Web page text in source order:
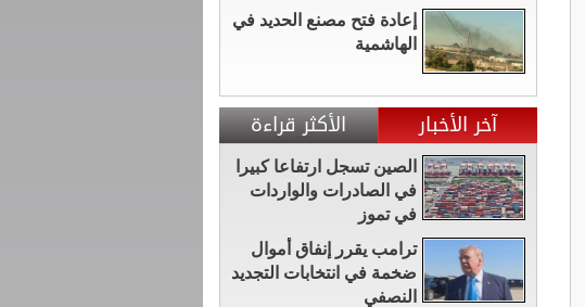
إعادة فتح مصنع الحديد في
الهاشمية
آخر الأخبار الأكثر قراءة
الصين تسجل ارتفاعا كبيرا
في الصادرات والواردات
في تموز
ترامب يقرر إنفاق أموال
ضخمة في انتخابات التجديد
النصفي